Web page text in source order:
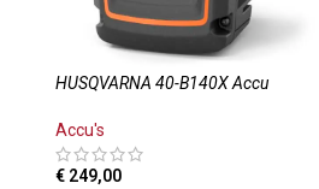
HUSQVARNA 40-B140X Accu
Accu's
€ 249,00